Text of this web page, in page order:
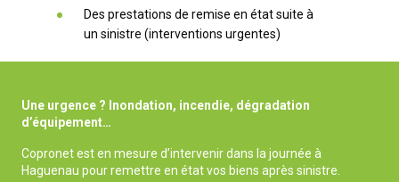
Des prestations de remise en état suite à
un sinistre (interventions urgentes)
Une urgence ? Inondation, incendie, dégradation
d’équipement…
Copronet est en mesure d’intervenir dans la journée à
Haguenau pour remettre en état vos biens après sinistre.